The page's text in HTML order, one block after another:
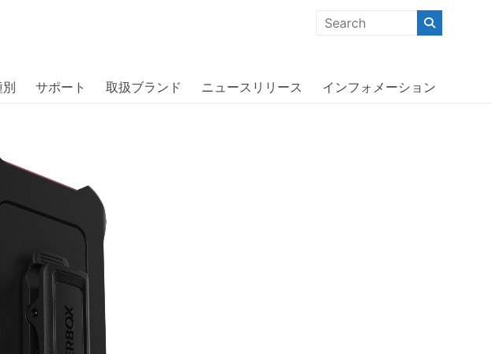
」をはじめ「ユニークな商品」「機能的な商品」「コストパフォーマンスの高い商
別 サポート 取扱ブランド ニュースリリース インフォメーション